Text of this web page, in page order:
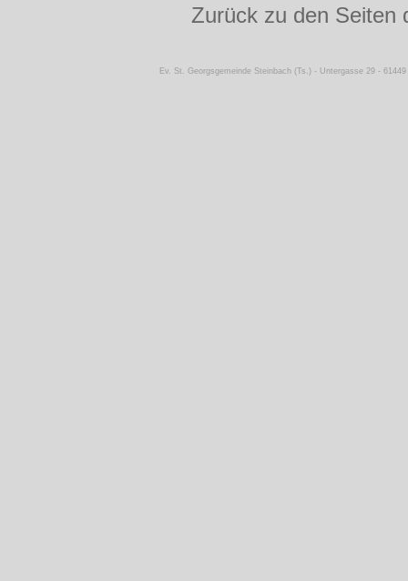
Zurück zu den Seiten
Ev. St. Georgsgemeinde Steinbach (Ts.) - Untergasse 29 -